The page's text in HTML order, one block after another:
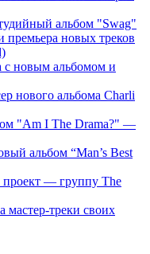
альбом "Swag"
новых треков
с новым альбомом и
нового альбома Charli
"Am I The Drama?" —
альбом “Man’s Best
— группу The
треки своих